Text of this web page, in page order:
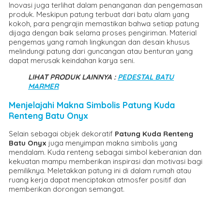
Inovasi juga terlihat dalam penanganan dan pengemasan
produk. Meskipun patung terbuat dari batu alam yang
kokoh, para pengrajin memastikan bahwa setiap patung
dijaga dengan baik selama proses pengiriman. Material
pengemas yang ramah lingkungan dan desain khusus
melindungi patung dari guncangan atau benturan yang
dapat merusak keindahan karya seni.
LIHAT PRODUK LAINNYA : PEDESTAL BATU
MARMER
Menjelajahi Makna Simbolis Patung Kuda
Renteng Batu Onyx
Selain sebagai objek dekoratif Patung Kuda Renteng
Batu Onyx juga menyimpan makna simbolis yang
mendalam. Kuda renteng sebagai simbol keberanian dan
kekuatan mampu memberikan inspirasi dan motivasi bagi
pemiliknya. Meletakkan patung ini di dalam rumah atau
ruang kerja dapat menciptakan atmosfer positif dan
memberikan dorongan semangat.